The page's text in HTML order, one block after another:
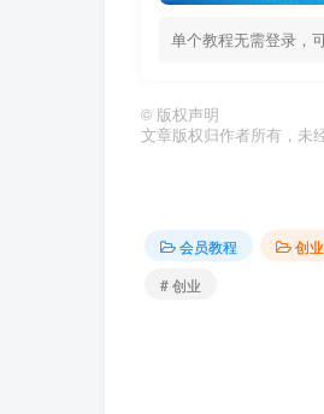
单个教程无需登录，
© 版权声明
文章版权归作者所有，未
会员教程 创
# 创业